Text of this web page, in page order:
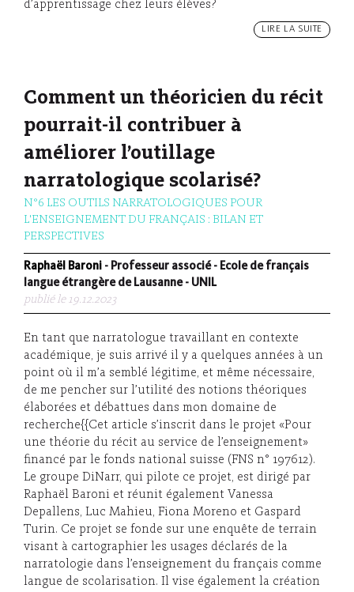
d’apprentissage chez leurs élèves?
LIRE LA SUITE
Comment un théoricien du récit
pourrait-il contribuer à
améliorer l’outillage
narratologique scolarisé?
N°6 LES OUTILS NARRATOLOGIQUES POUR
L'ENSEIGNEMENT DU FRANÇAIS : BILAN ET
PERSPECTIVES
Raphaël Baroni - Professeur associé - Ecole de français
langue étrangère de Lausanne - UNIL
publié le 19.12.2023
En tant que narratologue travaillant en contexte
académique, je suis arrivé il y a quelques années à un
point où il m’a semblé légitime, et même nécessaire,
de me pencher sur l’utilité des notions théoriques
élaborées et débattues dans mon domaine de
recherche{{Cet article s’inscrit dans le projet «Pour
une théorie du récit au service de l’enseignement»
financé par le fonds national suisse (FNS n° 197612).
Le groupe DiNarr, qui pilote ce projet, est dirigé par
Raphaël Baroni et réunit également Vanessa
Depallens, Luc Mahieu, Fiona Moreno et Gaspard
Turin. Ce projet se fonde sur une enquête de terrain
visant à cartographier les usages déclarés de la
narratologie dans l’enseignement du français comme
langue de scolarisation. Il vise également la création